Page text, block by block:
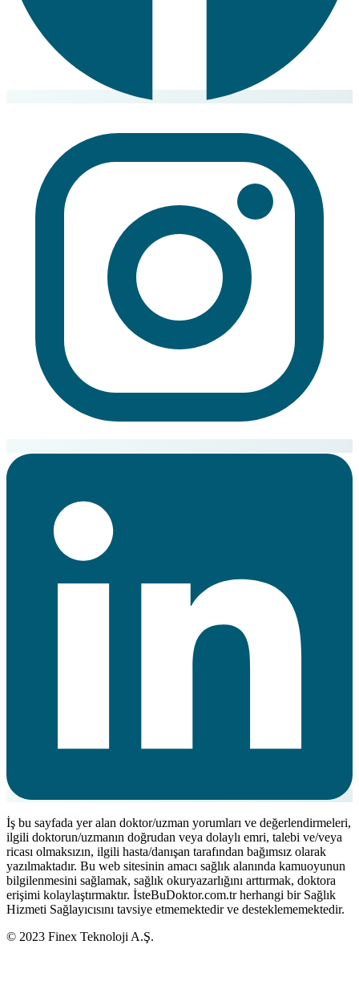
İş bu sayfada yer alan doktor/uzman yorumları ve değerlendirmeleri,
ilgili doktorun/uzmanın doğrudan veya dolaylı emri, talebi ve/veya
ricası olmaksızın, ilgili hasta/danışan tarafından bağımsız olarak
yazılmaktadır. Bu web sitesinin amacı sağlık alanında kamuoyunun
bilgilenmesini sağlamak, sağlık okuryazarlığını arttırmak, doktora
erişimi kolaylaştırmaktır. İsteBuDoktor.com.tr herhangi bir Sağlık
Hizmeti Sağlayıcısını tavsiye etmemektedir ve desteklememektedir.
© 2023 Finex Teknoloji A.Ş.